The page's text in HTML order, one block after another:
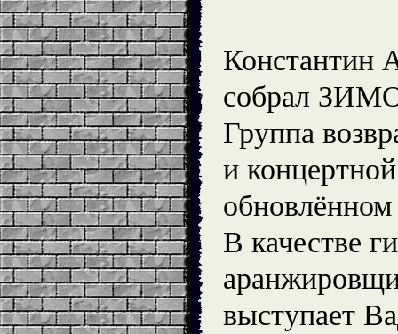
Константин
собрал
Группа
и
обновлённом
В качестве
выступает